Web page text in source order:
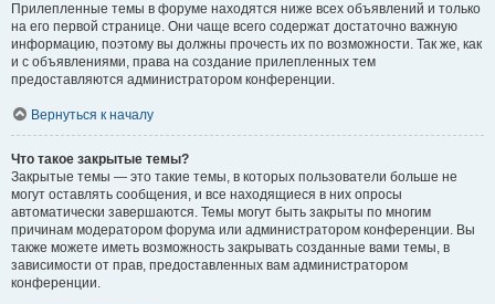
Прилепленные темы в форуме находятся ниже всех объявлений и только
на его первой странице. Они чаще всего содержат достаточно важную
информацию, поэтому вы должны прочесть их по возможности. Так же, как
и с объявлениями, права на создание прилепленных тем
предоставляются администратором конференции.
Вернуться к началу
Что такое закрытые темы?
Закрытые темы — это такие темы, в которых пользователи больше не
могут оставлять сообщения, и все находящиеся в них опросы
автоматически завершаются. Темы могут быть закрыты по многим
причинам модератором форума или администратором конференции. Вы
также можете иметь возможность закрывать созданные вами темы, в
зависимости от прав, предоставленных вам администратором
конференции.